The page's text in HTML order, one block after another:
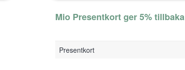
Mio Presentkort ger 5% tillbaka
Presentkort